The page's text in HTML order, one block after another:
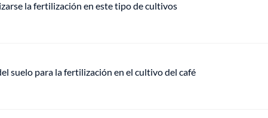
la fertilización en este tipo de cultivos
suelo para la fertilización en el cultivo del café